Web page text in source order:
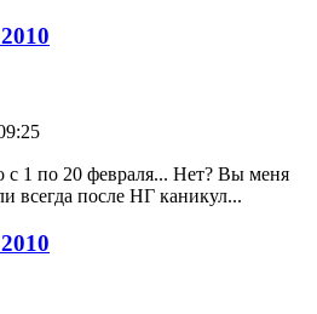
1 по 20 февраля... Нет? Вы меня
всегда после НГ каникул...